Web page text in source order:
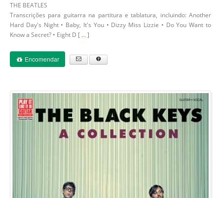
THE BEATLES
Transcrições para guitarra na partitura e tablatura, incluindo: Another
Hard Day's Night • Baby, It's You • Dizzy Miss Lizzie • Do You Want to
Know a Secret? • Eight D [ ...]
Encomendar